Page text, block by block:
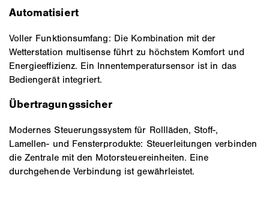
Automatisiert
Voller Funktionsumfang: Die Kombination mit der
Wetterstation multisense führt zu höchstem Komfort und
Energieeffizienz. Ein Innentemperatursensor ist in das
Bediengerät integriert.
Übertragungssicher
Modernes Steuerungssystem für Rollläden, Stoff-,
Lamellen- und Fensterprodukte: Steuerleitungen verbinden
die Zentrale mit den Motorsteuereinheiten. Eine
durchgehende Verbindung ist gewährleistet.